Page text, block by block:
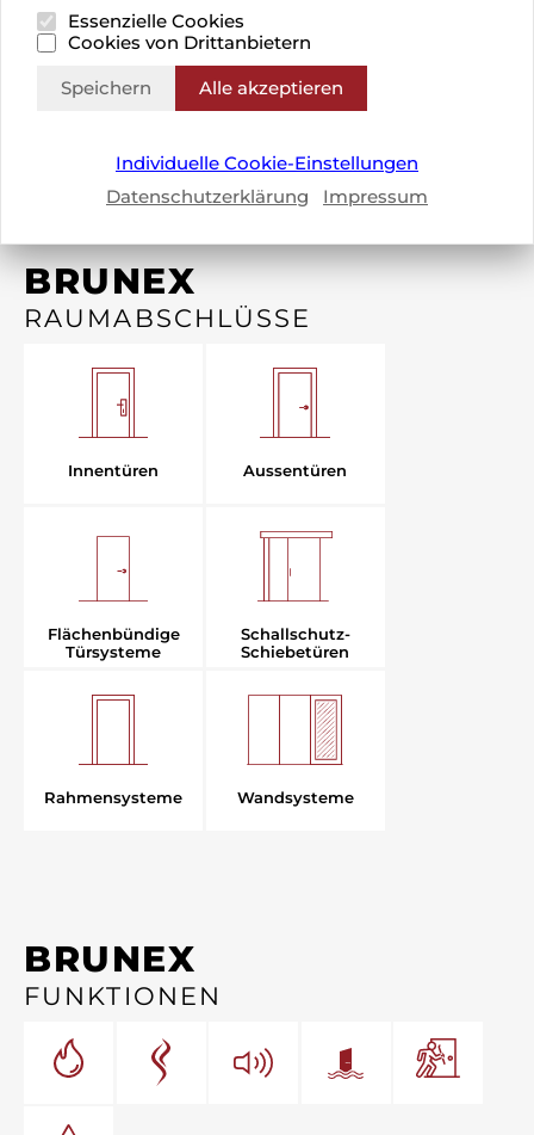
Essenzielle Cookies
Cookies von Drittanbietern
Speichern
Alle akzeptieren
Individuelle Cookie-Einstellungen
Datenschutzerklärung
Impressum
ARCHITEKTEN & PLANER
BRUNEX PARTNER
BRUNEX
RAUMABSCHLÜSSE
Innentüren Aussentüren
Flächenbündige
Türsysteme
Schallschutz-
Schiebetüren
Rahmensysteme Wandsysteme
BRUNEX
FUNKTIONEN